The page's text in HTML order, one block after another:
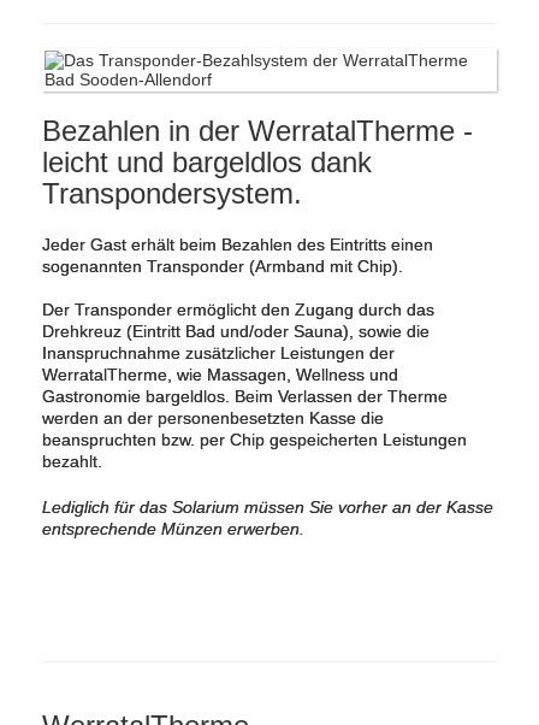
Bezahlen in der WerratalTherme -
leicht und bargeldlos dank
Transpondersystem.
Jeder Gast erhält beim Bezahlen des Eintritts einen
sogenannten Transponder (Armband mit Chip).
Der Transponder ermöglicht den Zugang durch das
Drehkreuz (Eintritt Bad und/oder Sauna), sowie die
Inanspruchnahme zusätzlicher Leistungen der
WerratalTherme, wie Massagen, Wellness und
Gastronomie bargeldlos. Beim Verlassen der Therme
werden an der personenbesetzten Kasse die
beanspruchten bzw. per Chip gespeicherten Leistungen
bezahlt.
Lediglich für das Solarium müssen Sie vorher an der Kasse
entsprechende Münzen erwerben.